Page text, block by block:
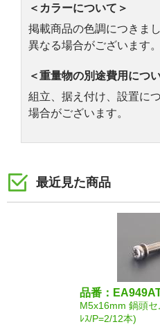
＜カラーについて＞
掲載商品の色調につきま
異なる場合がございます。
＜重量物の別途費用につ
組立、据え付け、設置に
場合がございます。
最近見た商品
品番：
M5x16mm 鍋頭セ
ﾚｽ/P=2/12本)